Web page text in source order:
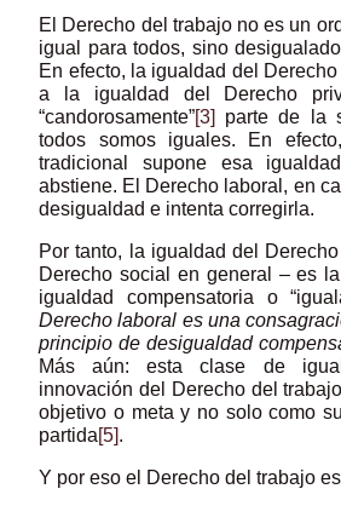
El Derecho del trabajo no es un
igual para todos, sino
En efecto, la igualdad del
a la igualdad del Derecho
“candorosamente”[3]
parte de la
todos somos iguales. En
tradicional supone esa
abstiene. El Derecho laboral, en
desigualdad e intenta corregirla.
Por tanto, la igualdad del
Derecho social en general – es
igualdad compensatoria o
Derecho laboral es una
principio de desigualdad
Más aún: esta clase de
innovación del Derecho del
objetivo o meta y no solo como
partida[5].
Y por eso el Derecho del trabajo